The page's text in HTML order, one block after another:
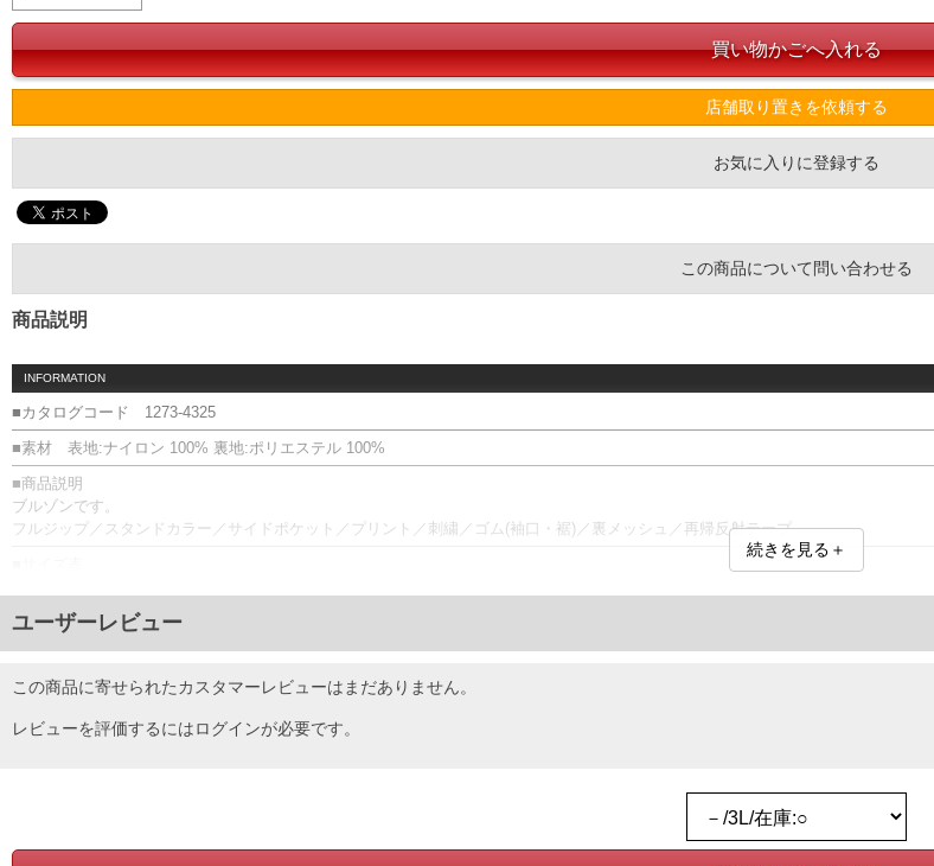
店舗取り置きを依頼する
お気に入りに登録する
この商品について問い合わせる
商品説明
INFORMATION
■カタログコード 1273-4325
■素材 表地:ナイロン 100% 裏地:ポリエステル 100%
■商品説明
ブルゾンです。
フルジップ／スタンドカラー／サイドポケット／プリント／刺繍／ゴム(袖口・裾)／裏メッシュ／再帰反射テープ
3L/150/80/120/93/23
4L/160/82/130/95/24
5L/170/84/140/97/25
6L/180/86/150/99/26
単位はcm
※【返品交換について】
備考欄に股下●cmとご記入下さい。（裾上げ無料対象商品は1本につき税込6,000円以上の品が対象。1本5,999円以下の商品は有料（500円+税）となります。）
続きを見る＋
ユーザーレビュー
この商品に寄せられたカスタマーレビューはまだありません。
レビューを評価するにはログインが必要です。